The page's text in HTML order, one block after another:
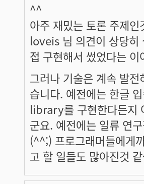
^^
아주 재밌는 토론 주제인
loveis 님 의견이 상당
접 구현해서 썼었다는
그러나 기술은 계속 발
습니다. 예전에는 한글
library를 구현한다든지
군요. 예전에는 일류 연
(^^;) 프로그래머들에게
고 할 일들도 많아진것